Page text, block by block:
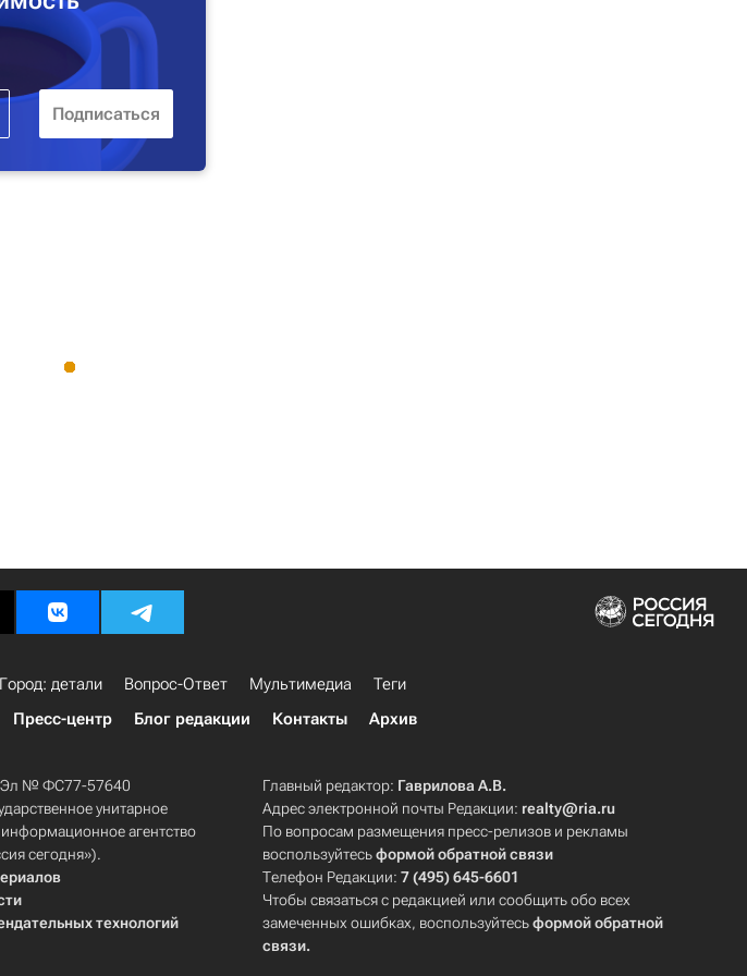
Город: детали Вопрос-Ответ Мультимедиа
Теги
Пресс-центр Блог редакции Контакты Архив
Эл № ФС77-57640
унитарное
агентство
сегодня»).
технологий
Главный редактор: Гаврилова А.В.
Адрес электронной почты Редакции: realty@ria.ru
По вопросам размещения пресс-релизов и рекламы
воспользуйтесьформой обратной связи
Телефон Редакции:7 (495) 645-6601
Чтобы связаться с редакцией или сообщить обо всех
замеченных ошибках, воспользуйтесьформой обратной
связи.